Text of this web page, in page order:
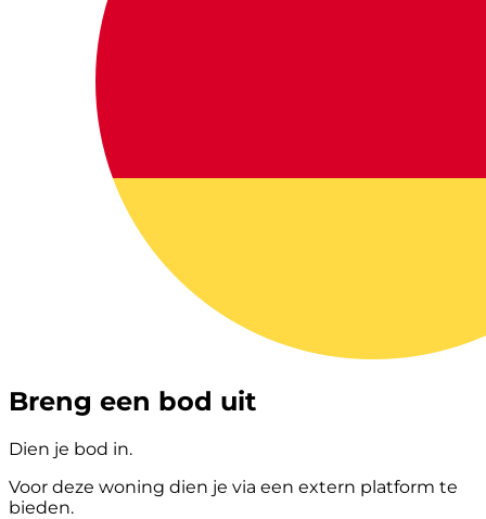
Breng een bod uit
Dien je bod in.
Voor deze woning dien je via een extern platform te
bieden.